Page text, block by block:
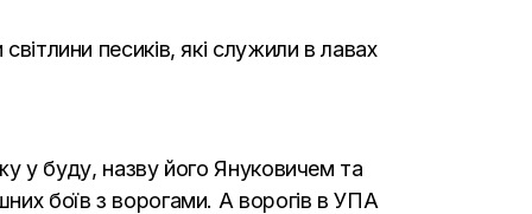
песиків, які служили в лавах
у буду, назву його Януковичем та
боїв з ворогами. А ворогів в УПА